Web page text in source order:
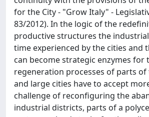
for the City - "Grow Italy" -
83/2012). In the logic of the
productive structures the
time experienced by the cities and
can become strategic enzymes for
regeneration processes of parts of
and large cities have to accept
challenge of reconfiguring the
industrial districts, parts of a